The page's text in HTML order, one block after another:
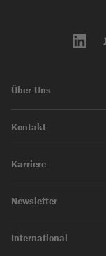
Über Uns
Kontakt
Karriere
Newsletter
International